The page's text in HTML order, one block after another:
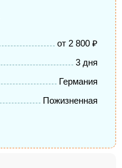
от 2 800 ₽
3 дня
Германия
Пожизненная